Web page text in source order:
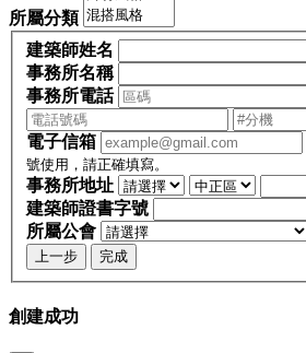
所屬分類
建築師姓名
事務所名稱
事務所電話
電子信箱
號使用，請正確填寫。
事務所地址
建築師證書字號
所屬公會
上一步 完成
創建成功